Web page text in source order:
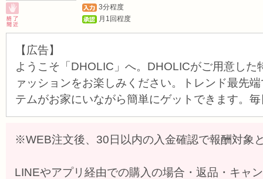
3分程度
月1回程度
【広告】
ようこそ「DHOLIC」へ。DHOLICがご用意した
ァッションをお楽しみください。トレンド最先
テムがお家にいながら簡単にゲットできます。
※WEB注文後、30日以内の入金確認で報酬対象
LINEやアプリ経由での購入の場合・返品・キャ